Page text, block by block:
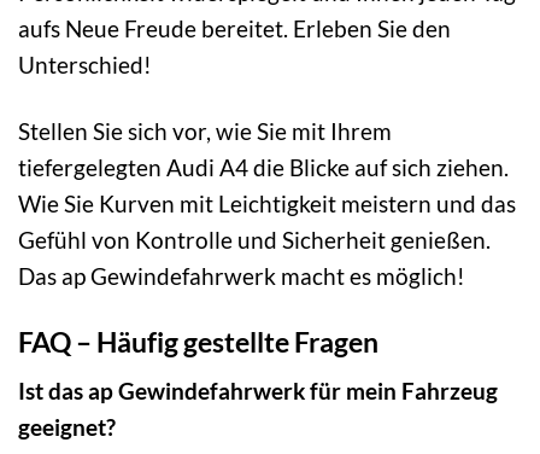
aufs Neue Freude bereitet. Erleben Sie den
Unterschied!
Stellen Sie sich vor, wie Sie mit Ihrem
tiefergelegten Audi A4 die Blicke auf sich ziehen.
Wie Sie Kurven mit Leichtigkeit meistern und das
Gefühl von Kontrolle und Sicherheit genießen.
Das ap Gewindefahrwerk macht es möglich!
FAQ – Häufig gestellte Fragen
Ist das ap Gewindefahrwerk für mein Fahrzeug
geeignet?